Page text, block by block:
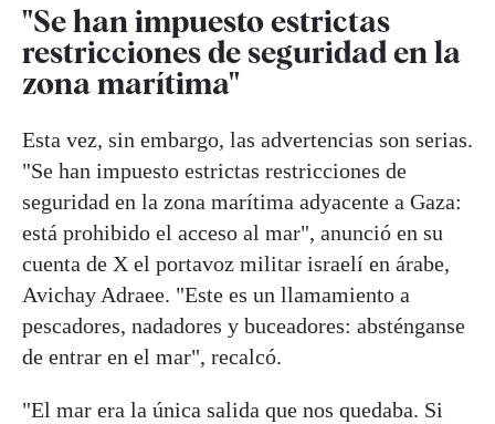
"Se han impuesto estrictas
restricciones de seguridad en la
zona marítima"
Esta vez, sin embargo, las advertencias son serias.
"Se han impuesto estrictas restricciones de
seguridad en la zona marítima adyacente a Gaza:
está prohibido el acceso al mar", anunció en su
cuenta de X el portavoz militar israelí en árabe,
Avichay Adraee. "Este es un llamamiento a
pescadores, nadadores y buceadores: absténganse
de entrar en el mar", recalcó.
"El mar era la única salida que nos quedaba. Si